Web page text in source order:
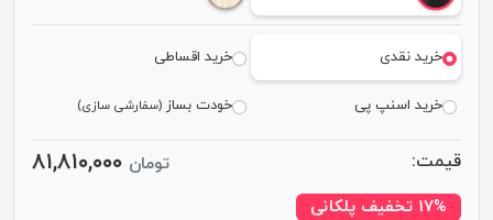
خرید نقدی خرید اقساطی
خرید اسنپ پی خودت بساز(سفارشی سازی)
قیمت: تومان ۸۱,۸۱۰,۰۰۰
۱۷% تخفیف پلکانی